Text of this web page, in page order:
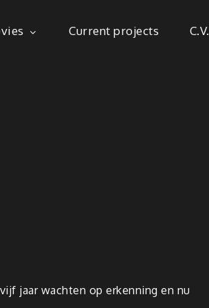
Current projects C.V.
jaar wachten op erkenning en nu